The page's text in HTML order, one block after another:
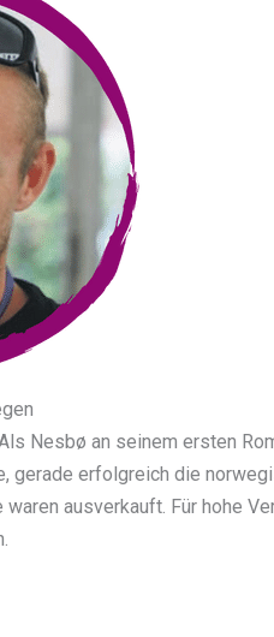
Nesbø an seinem ersten
gerade erfolgreich die
ausverkauft. Für hohe